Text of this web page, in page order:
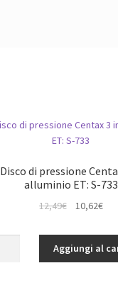
Disco di pressione
alluminio ET: S-733
12,49€
originale
era:
10,62€Il
è:
Aggiungi al